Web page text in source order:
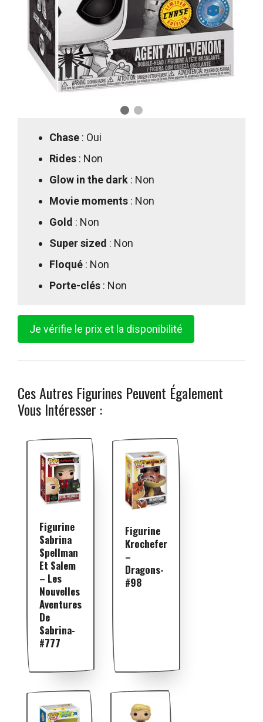
Chase : Oui
Rides : Non
Glow in the dark : Non
Movie moments : Non
Gold : Non
Super sized : Non
Floqué : Non
Porte-clés : Non
Je vérifie le prix et la disponibilité
Ces Autres Figurines Peuvent Également
Vous Intéresser :
Figurine
Sabrina
Spellman
Et Salem
– Les
Nouvelles
Aventures
De
Sabrina-
#777
Figurine
Krochefer
–
Dragons-
#98